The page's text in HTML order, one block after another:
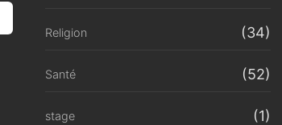
Religion (34)
Santé (52)
stage (1)